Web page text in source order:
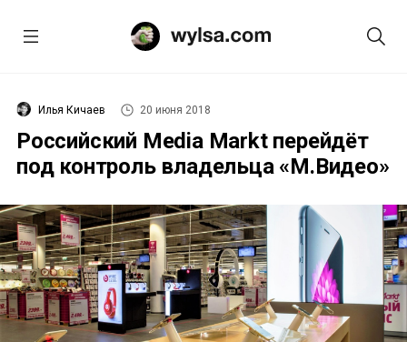
Илья Кичаев 20 июня 2018
Российский Media Markt перейдёт
под контроль владельца «М.Видео»